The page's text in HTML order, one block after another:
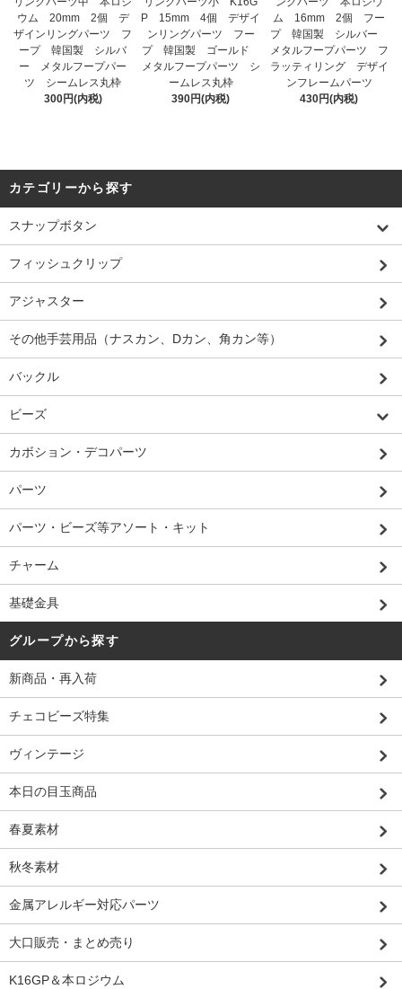
ウム 20mm 2個 デ
ザインリングパーツ フ
ープ 韓国製 シルバ
ー メタルフープパー
ツ シームレス丸枠
300円(内税)
P 15mm 4個 デザイ
ンリングパーツ フー
プ 韓国製 ゴールド
メタルフープパーツ シ
ームレス丸枠
390円(内税)
ム 16mm 2個 フー
プ 韓国製 シルバー
メタルフープパーツ フ
ラッティリング デザイ
ンフレームパーツ
430円(内税)
カテゴリーから探す
スナップボタン
フィッシュクリップ
アジャスター
その他手芸用品（ナスカン、Dカン、角カン等）
バックル
ビーズ
カボション・デコパーツ
パーツ
パーツ・ビーズ等アソート・キット
チャーム
基礎金具
グループから探す
新商品・再入荷
チェコビーズ特集
ヴィンテージ
本日の目玉商品
春夏素材
秋冬素材
金属アレルギー対応パーツ
大口販売・まとめ売り
K16GP＆本ロジウム